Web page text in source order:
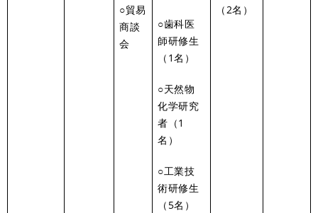
○貿易
商談
会
○歯科医
師研修生
（1名）
○天然物
化学研究
者（1
名）
○工業技
術研修生
（5名）
（2名）